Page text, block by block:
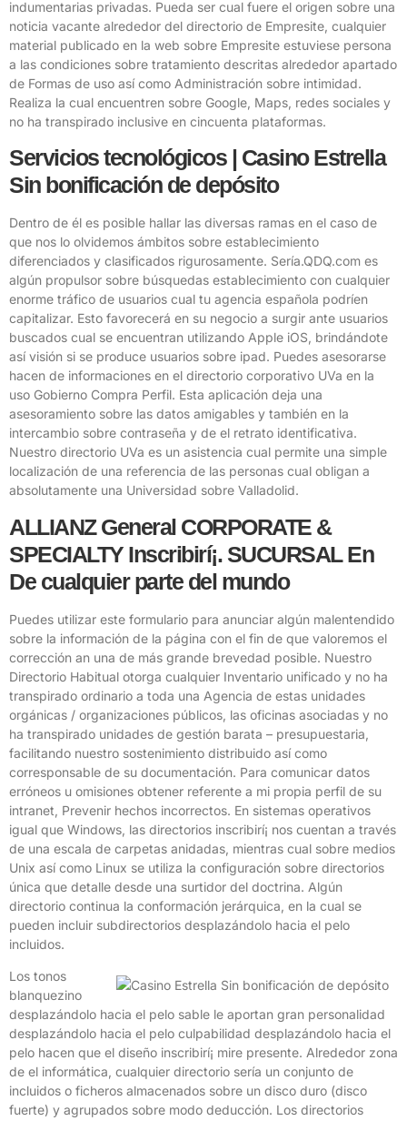
indumentarias privadas. Pueda ser cual fuere el origen sobre una
noticia vacante alrededor del directorio de Empresite, cualquier
material publicado en la web sobre Empresite estuviese persona
a las condiciones sobre tratamiento descritas alrededor apartado
de Formas de uso así­ como Administración sobre intimidad.
Realiza la cual encuentren sobre Google, Maps, redes sociales y
no ha transpirado inclusive en cincuenta plataformas.
Servicios tecnológicos | Casino Estrella
Sin bonificación de depósito
Dentro de él es posible hallar las diversas ramas en el caso de
que nos lo olvidemos ámbitos sobre establecimiento
diferenciados y clasificados rigurosamente. Serí­a.QDQ.com es
algún propulsor sobre búsquedas establecimiento con cualquier
enorme tráfico de usuarios cual tu agencia española podrí­en
capitalizar. Esto favorecerá en su negocio a surgir ante usuarios
buscados cual se encuentran utilizando Apple iOS, brindándote
así­ visión si se produce usuarios sobre ipad. Puedes asesorarse
hacen de informaciones en el directorio corporativo UVa en la
uso Gobierno Compra Perfil. Esta aplicación deja una
asesoramiento sobre las datos amigables y también en la
intercambio sobre contraseña y de el retrato identificativa.
Nuestro directorio UVa es un asistencia cual permite una simple
localización de una referencia de las personas cual obligan a
absolutamente una Universidad sobre Valladolid.
ALLIANZ General CORPORATE &
SPECIALTY Inscribirí¡. SUCURSAL En
De cualquier parte del mundo
Puedes utilizar este formulario para anunciar algún malentendido
sobre la información de la página con el fin de que valoremos el
corrección an una de más grande brevedad posible. Nuestro
Directorio Habitual otorga cualquier Inventario unificado y no ha
transpirado ordinario a toda una Agencia de estas unidades
orgánicas / organizaciones públicos, las oficinas asociadas y no
ha transpirado unidades de gestión barata – presupuestaria,
facilitando nuestro sostenimiento distribuido así­ como
corresponsable de su documentación. Para comunicar datos
erróneos u omisiones obtener referente a mi propia perfil de su
intranet, Prevenir hechos incorrectos. En sistemas operativos
igual que Windows, las directorios inscribirí¡ nos cuentan a través
de una escala de carpetas anidadas, mientras cual sobre medios
Unix así­ como Linux se utiliza la configuración sobre directorios
única que detalle desde una surtidor del doctrina. Algún
directorio continua la conformación jerárquica, en la cual se
pueden incluir subdirectorios desplazándolo hacia el pelo
incluidos.
Los tonos
blanquezino
desplazándolo hacia el pelo sable le aportan gran personalidad
desplazándolo hacia el pelo culpabilidad desplazándolo hacia el
pelo hacen que el diseño inscribirí¡ mire presente. Alrededor zona
de el informática, cualquier directorio serí­a un conjunto de
incluidos o ficheros almacenados sobre un disco duro (disco
fuerte) y agrupados sobre modo deducción. Los directorios